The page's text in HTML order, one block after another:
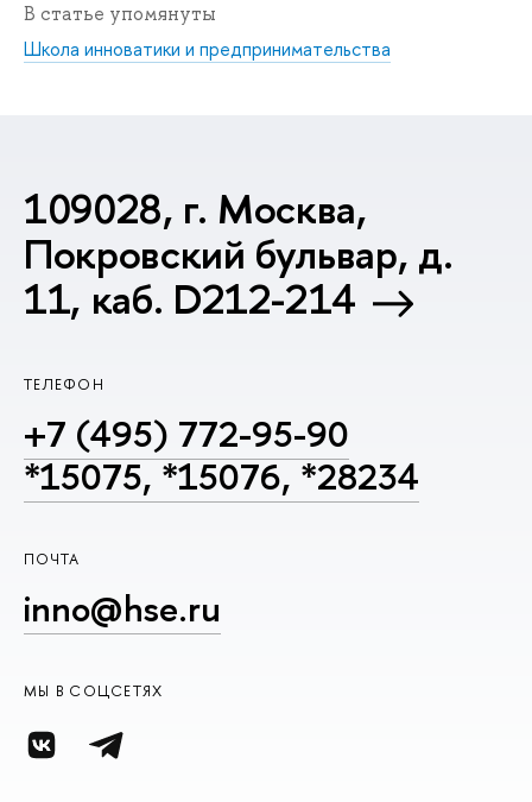
В статье упомянуты
Школа инноватики и предпринимательства
109028, г. Москва,
Покровский бульвар, д.
11, каб. D212-214
ТЕЛЕФОН
+7 (495) 772-95-90
*15075, *15076, *28234
ПОЧТА
inno@hse.ru
МЫ В СОЦСЕТЯХ